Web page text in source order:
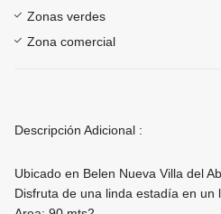
Zonas verdes
Zona comercial
Descripción Adicional :
Ubicado en Belen Nueva Villa del
Disfruta de una linda estadía en un